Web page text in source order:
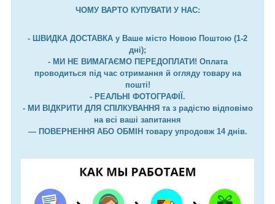
ЧОМУ ВАРТО КУПУВАТИ У НАС:
- ШВИДКА ДОСТАВКА у Ваше місто Новою Поштою (1-2
дні);
- МИ НЕ ВИМАГАЄМО ПЕРЕДОПЛАТИ! Оплата
проводиться під час отримання й огляду товару на
пошті!
- РЕАЛЬНІ ФОТОГРАФІЇ.
- МИ ВІДКРИТИ ДЛЯ СПІЛКУВАННЯ та з радістю відповімо
на всі ваші запитання
— ПОВЕРНЕННЯ АБО ОБМІН товару упродовж 14 днів.